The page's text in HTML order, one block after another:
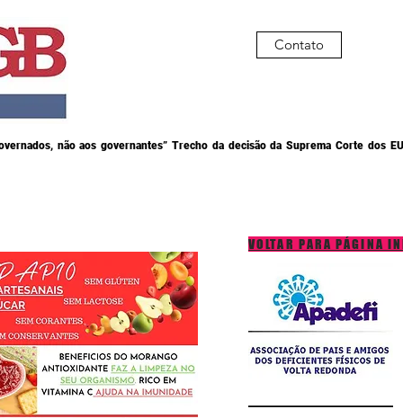
não aos governantes” Trecho da decisão da Suprema Corte dos
Contato
VOLTAR PARA PÁGINA